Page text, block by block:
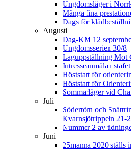
Ungdomsläger i
Många fina
Dags för
Augusti
Dag-KM 12
Ungdomsserien 30/8
Laguppställning Mot
Intresseanmälan
Höststart för
Höststart för
Sommarläger vid
Juli
Södertörn och
Kvarnsjötrippeln 21-
Nummer 2 av
Juni
25manna 2020 ställs